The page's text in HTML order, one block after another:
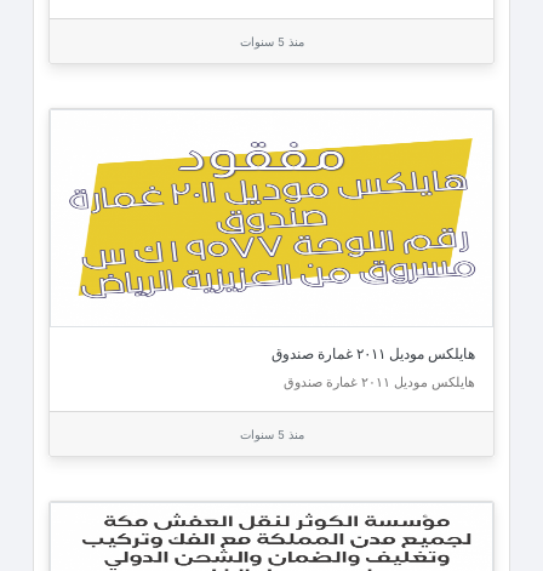
منذ 5 سنوات
هايلكس موديل ٢٠١١ غمارة صندوق
هايلكس موديل ٢٠١١ غمارة صندوق
منذ 5 سنوات